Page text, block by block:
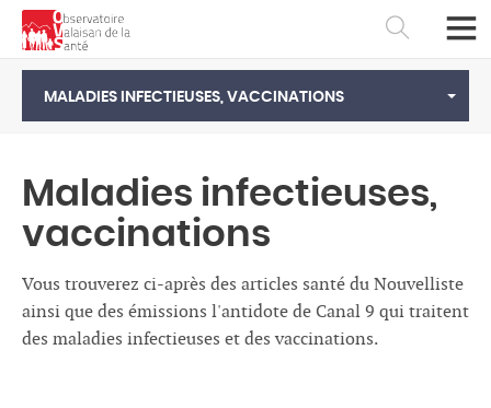
MALADIES INFECTIEUSES, VACCINATIONS
Maladies infectieuses,
vaccinations
Vous trouverez ci-après des articles santé du Nouvelliste
ainsi que des émissions l'antidote de Canal 9 qui traitent
des maladies infectieuses et des vaccinations.